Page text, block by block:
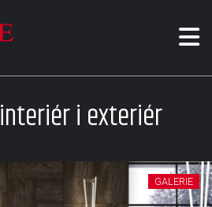
i exteriér
GALERIE